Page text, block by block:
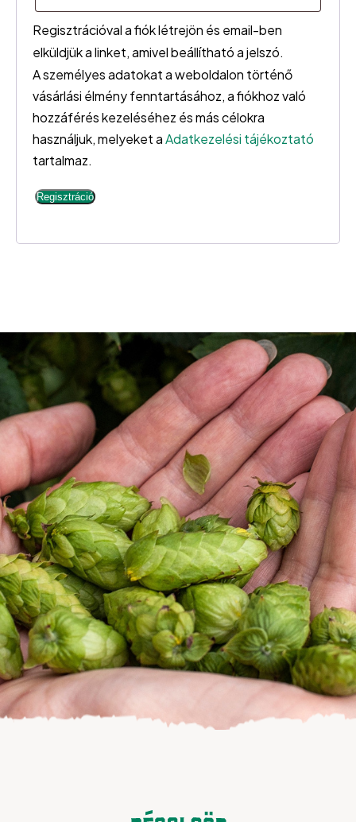
Regisztrációval a fiók létrejön és email-ben
elküldjük a linket, amivel beállítható a jelszó.
A személyes adatokat a weboldalon történő
vásárlási élmény fenntartásához, a fiókhoz való
hozzáférés kezeléséhez és más célokra
használjuk, melyeket aAdatkezelési tájékoztató
tartalmaz.
Regisztráció